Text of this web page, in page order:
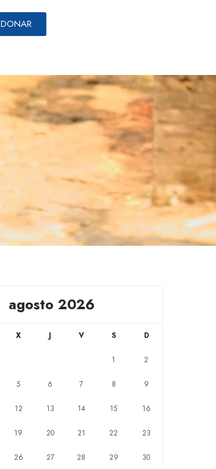
DONAR
agosto 2026
X J V S D
1 2
5 6 7 8 9
12 13 14 15 16
19 20 21 22 23
26 27 28 29 30